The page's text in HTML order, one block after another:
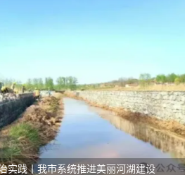
实践丨我市系统推进美丽河湖建设